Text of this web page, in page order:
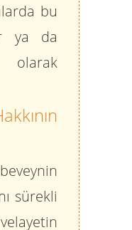
bu
ya da
sürekli